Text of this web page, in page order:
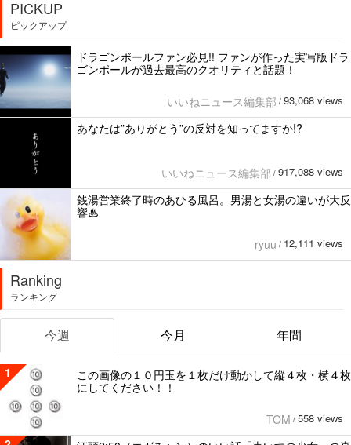
PICKUP
ピックアップ
ドラゴンボールファン必見!! ファンが作った実写版ドラ
ゴンボールが過去最高のクオリティと話題！
いいねニュース編集部 / 93,068 views
あなたは”ありがとう”の反対を知ってますか!?
いいねニュース編集部 / 917,088 views
銭湯営業終了時のあひる風呂。男湯と女湯の違いが大反
響♨
ryuu / 12,111 views
Ranking
ランキング
今週 今月 年間
1
この画像の１０円玉を１枚だけ動かして縦４枚・横４枚
にしてください！！
TOM / 558 views